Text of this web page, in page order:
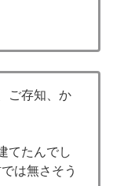
ご存知、か
てたんでし
は無さそう